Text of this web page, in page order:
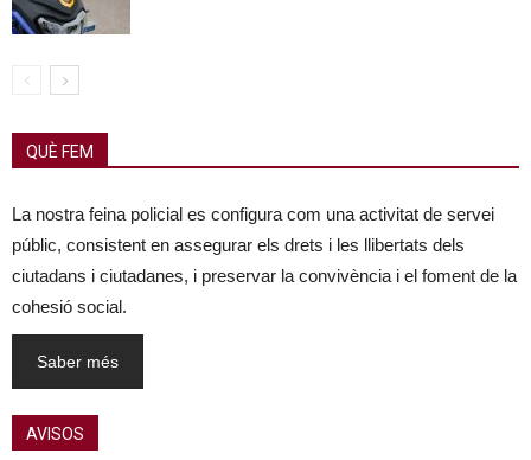
QUÈ FEM
La nostra feina policial es configura com una activitat de servei
públic, consistent en assegurar els drets i les llibertats dels
ciutadans i ciutadanes, i preservar la convivència i el foment de la
cohesió social.
Saber més
AVISOS